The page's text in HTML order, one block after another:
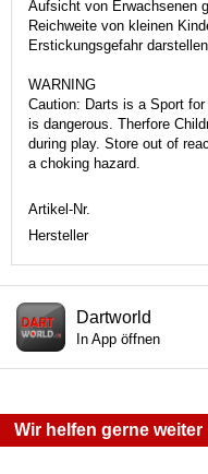
Aufsicht von Erwachsenen
Reichweite von kleinen
Erstickungsgefahr darstellen.
WARNING
Caution: Darts is a Sport
is dangerous. Therfore
during play. Store out of
a choking hazard.
Artikel-Nr.
Hersteller
Dartworld
In App öffnen
Wir helfen gerne weiter